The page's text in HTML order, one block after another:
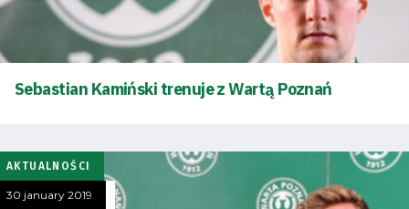
Sebastian Kamiński trenuje z Wartą Poznań
AKTUALNOŚCI
30 january 2019